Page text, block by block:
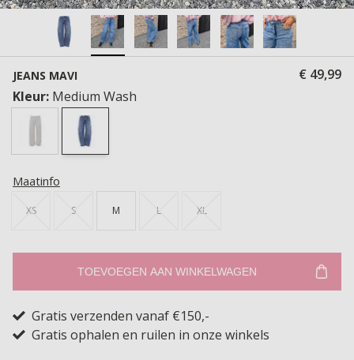
JEANS MAVI
€ 49,99
Kleur: Medium Wash
Maatinfo
XS S M L XL
TOEVOEGEN AAN WINKELWAGEN
Gratis verzenden vanaf €150,-
Gratis ophalen en ruilen in onze winkels